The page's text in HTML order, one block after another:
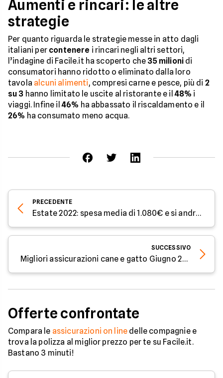
Aumenti e rincari: le altre
strategie
Per quanto riguarda le strategie messe in atto dagli
italiani per contenere i rincari negli altri settori,
l’indagine di Facile.it ha scoperto che 35 milioni di
consumatori hanno ridotto o eliminato dalla loro
tavola alcuni alimenti, compresi carne e pesce, più di 2
su 3 hanno limitato le uscite al ristorante e il48% i
viaggi. Infine il46% ha abbassato il riscaldamento e il
26% ha consumato meno acqua.
PRECEDENTE
Estate 2022: spesa media di 1.080€ e si andrà più lontano
SUCCESSIVO
Migliori assicurazioni cane e gatto Giugno 2022
Offerte confrontate
Compara le assicurazioni on line delle compagnie e
trova la polizza al miglior prezzo per te su Facile.it.
Bastano 3 minuti!